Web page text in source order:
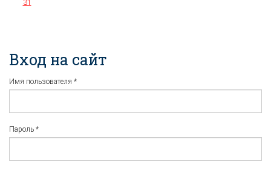
31
Вход на сайт
Имя пользователя *
Пароль *